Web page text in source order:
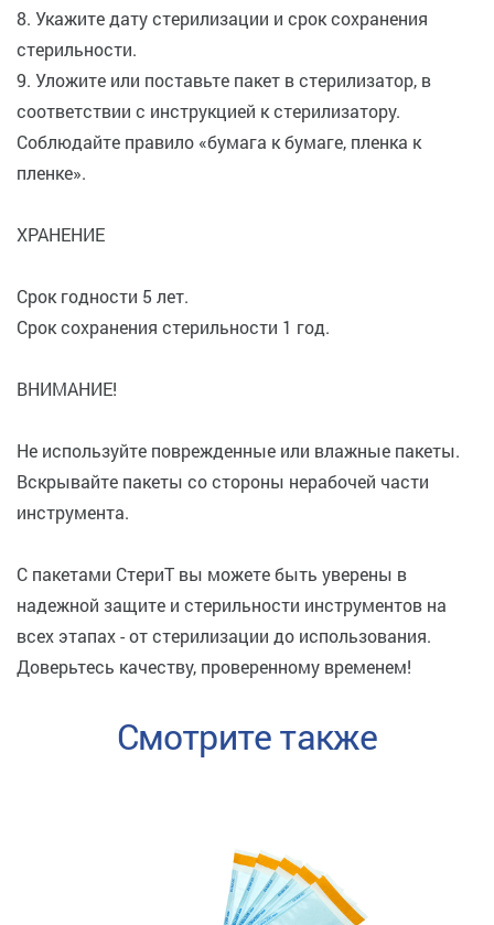
8. Укажите дату стерилизации и срок сохранения
стерильности.
9. Уложите или поставьте пакет в стерилизатор, в
соответствии с инструкцией к стерилизатору.
Соблюдайте правило «бумага к бумаге, пленка к
пленке».
ХРАНЕНИЕ
Срок годности 5 лет.
Срок сохранения стерильности 1 год.
ВНИМАНИЕ!
Не используйте поврежденные или влажные пакеты.
Вскрывайте пакеты со стороны нерабочей части
инструмента.
С пакетами СтериТ вы можете быть уверены в
надежной защите и стерильности инструментов на
всех этапах - от стерилизации до использования.
Доверьтесь качеству, проверенному временем!
Смотрите также